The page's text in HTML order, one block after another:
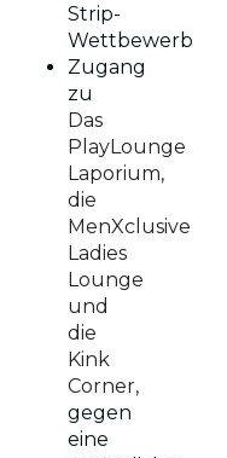
Strip-
Wettbewerb
Zugang
zu
Das
PlayLounge
Laporium,
die
MenXclusive
Ladies
Lounge
und
die
Kink
Corner,
gegen
eine